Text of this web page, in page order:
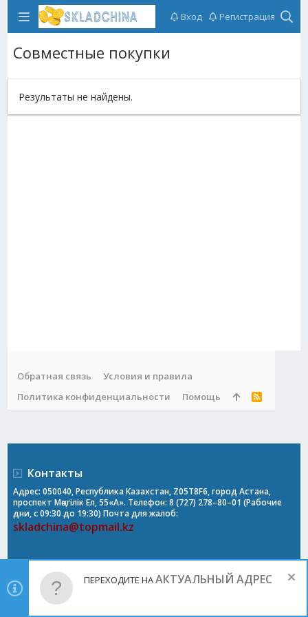
Вход Регистрация
Совместные покупки
Результаты не найдены.
Обратная связь
Условия и правила
Политика конфиденциальности
Помощь
R
Контакты
Адрес: 050040, Республика Казахстан, Z05T8F6, город Астана,
проспект Мәңгілік Ел, 55«А». Телефон: 8 (727) 278–80–01 (Рабочие
дни, с 09:30 до 19:30) Почта для жалоб:
skladchina@topmail.kz
ПЕРЕХОДИТЕ НААКТУАЛЬНЫЙ АДРЕС